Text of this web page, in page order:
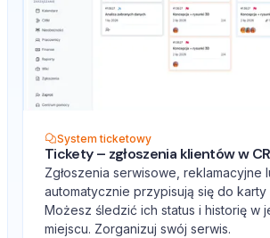
System ticketowy
Tickety – zgłoszenia klientów w
Zgłoszenia serwisowe, reklamacyjne
automatycznie przypisują się do karty
Możesz śledzić ich status i historię w
miejscu. Zorganizuj swój serwis.